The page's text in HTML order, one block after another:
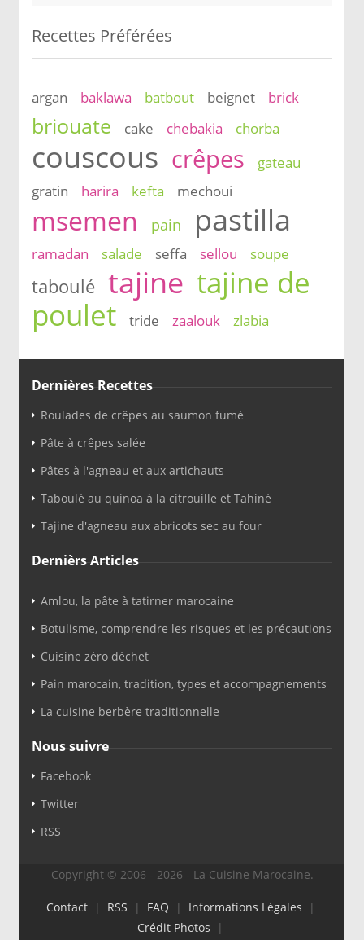
Recettes Préférées
argan baklawa batbout beignet brick
briouate cake chebakia chorba
couscous crêpes
gateau
gratin
harira kefta mechoui
msemen pain pastilla
ramadan salade seffa sellou soupe
taboulé tajine tajine de
poulet
tride zaalouk zlabia
Dernières Recettes
Roulades de crêpes au saumon fumé
Pâte à crêpes salée
Pâtes à l'agneau et aux artichauts
Taboulé au quinoa à la citrouille et Tahiné
Tajine d'agneau aux abricots sec au four
Dernièrs Articles
Amlou, la pâte à tatirner marocaine
Botulisme, comprendre les risques et les précautions
Cuisine zéro déchet
Pain marocain, tradition, types et accompagnements
La cuisine berbère traditionnelle
Nous suivre
Facebook
Twitter
RSS
Copyright © 2006 - 2026 - La Cuisine Marocaine.
Contact| RSS | FAQ | Informations Légales |
Crédit Photos |